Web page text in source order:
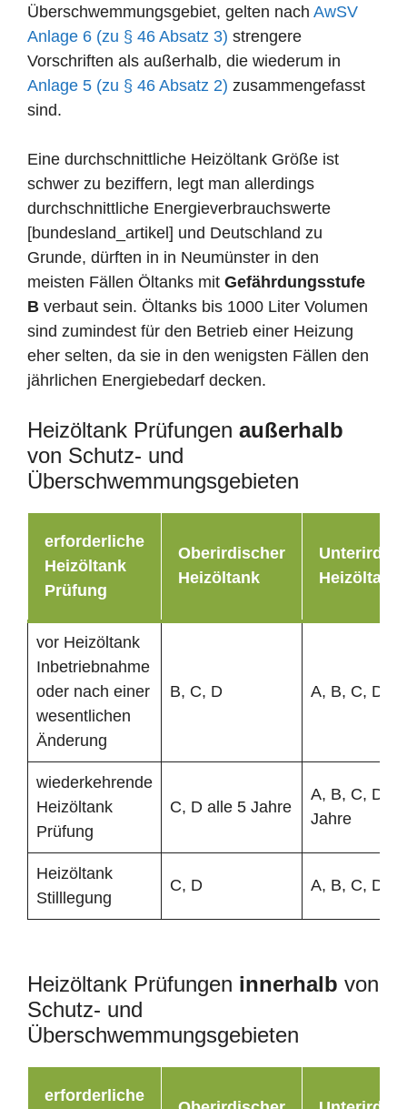
Überschwemmungsgebiet, gelten nach AwSV
Anlage 6 (zu § 46 Absatz 3) strengere
Vorschriften als außerhalb, die wiederum in
Anlage 5 (zu § 46 Absatz 2) zusammengefasst
sind.
Eine durchschnittliche Heizöltank Größe ist
schwer zu beziffern, legt man allerdings
durchschnittliche Energieverbrauchswerte
[bundesland_artikel] und Deutschland zu
Grunde, dürften in in Neumünster in den
meisten Fällen Öltanks mit Gefährdungsstufe
B verbaut sein. Öltanks bis 1000 Liter Volumen
sind zumindest für den Betrieb einer Heizung
eher selten, da sie in den wenigsten Fällen den
jährlichen Energiebedarf decken.
Heizöltank Prüfungen außerhalb
von Schutz- und
Überschwemmungsgebieten
erforderliche
Heizöltank
Prüfung
Oberirdischer
Heizöltank
Heizöltank
vor Heizöltank
Inbetriebnahme
oder nach einer
wesentlichen
Änderung
B, C, D A, B, C, D
wiederkehrende
Heizöltank
Prüfung
C, D alle 5 Jahre
A, B, C, D
Jahre
Heizöltank
Stilllegung
C, D A, B, C, D
Heizöltank Prüfungen innerhalb von
Schutz- und
Überschwemmungsgebieten
erforderliche